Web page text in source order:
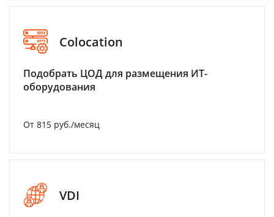
Colocation
Подобрать ЦОД для размещения ИТ-
оборудования
От 815 руб./месяц
VDI